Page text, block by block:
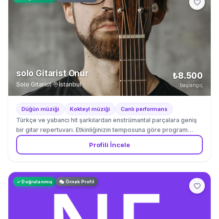
solo Gitarist Onur
Solo Gitarist· İstanbul
₺8.500
başlangıç
Düğün müziği Kokteyl müziği Canlı performans
Türkçe ve yabancı hit şarkılardan enstrümantal parçalara geniş
bir gitar repertuvarı. Etkinliğinizin temposuna göre program
esnetilir.
Profili İncele
✓ Doğrulanmış 🎭 Örnek Profil